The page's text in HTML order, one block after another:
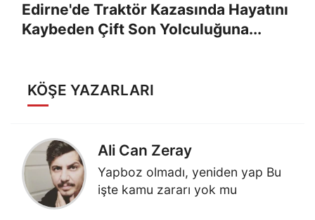
Edirne'de Traktör Kazasında Hayatını
Kaybeden Çift Son Yolculuğuna...
KÖŞE YAZARLARI
Ali Can Zeray
Yapboz olmadı, yeniden yap Bu
işte kamu zararı yok mu